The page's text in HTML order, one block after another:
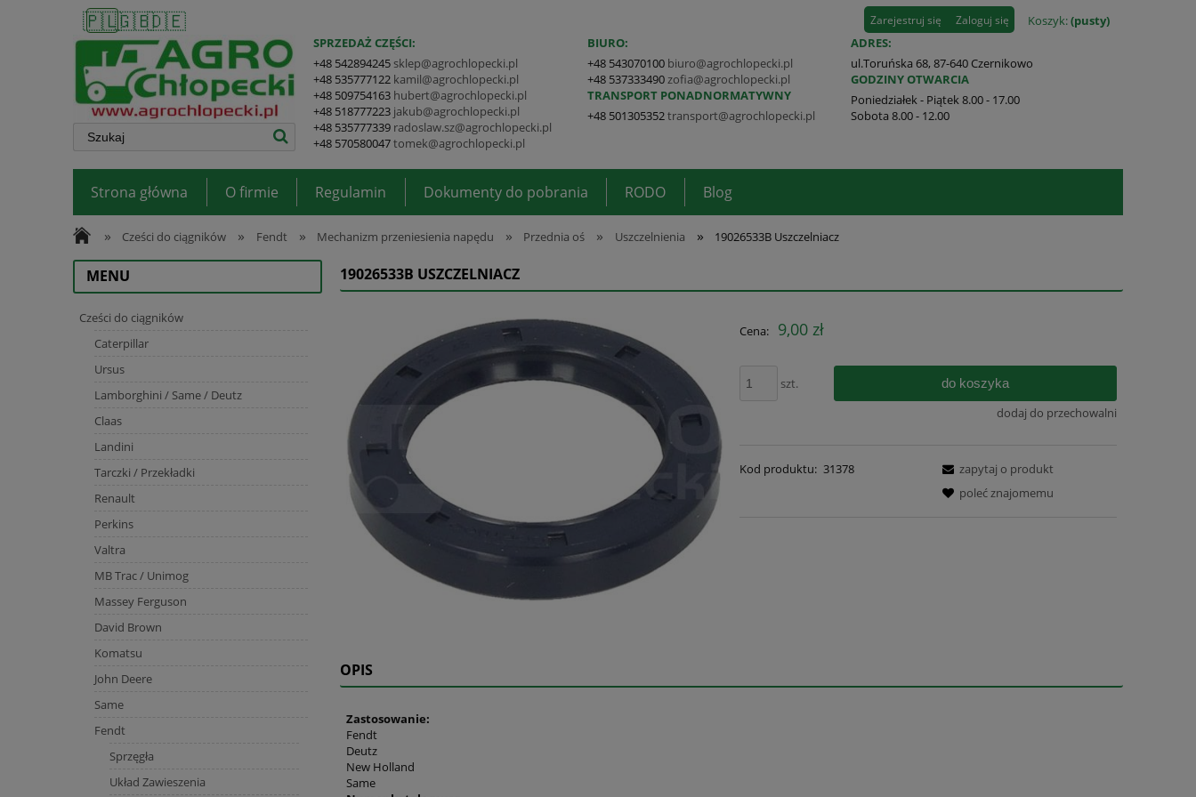
🇵🇱🇬🇧🇩🇪 Koszyk:(pusty)
Zarejestruj się Zaloguj się
SPRZEDAŻ CZĘŚCI:
+48 542894245 sklep@agrochlopecki.pl
+48 535777122 kamil@agrochlopecki.pl
+48 509754163 hubert@agrochlopecki.pl
+48 518777223 jakub@agrochlopecki.pl
+48 535777339 radoslaw.sz@agrochlopecki.pl
+48 570580047tomek@agrochlopecki.pl
BIURO:
+48 543070100 biuro@agrochlopecki.pl
+48 537333490 zofia@agrochlopecki.pl
TRANSPORT PONADNORMATYWNY
+48 501305352transport@agrochlopecki.pl
ADRES:
ul.Toruńska 68, 87-640 Czernikowo
GODZINY OTWARCIA
Poniedziałek - Piątek 8.00 - 17.00
Sobota 8.00 - 12.00
Strona główna O firmie Regulamin Dokumenty do pobrania RODO Blog
» Cześci do ciągników » Fendt » Mechanizm przeniesienia napędu » Przednia oś » Uszczelnienia » 19026533B Uszczelniacz
MENU
Cześci do ciągników
Caterpillar
Ursus
Lamborghini / Same / Deutz
Claas
Landini
Tarczki / Przekładki
Renault
Perkins
Valtra
MB Trac / Unimog
Massey Ferguson
David Brown
Komatsu
John Deere
Same
Fendt
Sprzęgła
Układ Zawieszenia
19026533B USZCZELNIACZ
Cena: 9,00 zł
szt. do koszyka
dodaj do przechowalni
Kod produktu: 31378
zapytaj o produkt
poleć znajomemu
OPIS
Zastosowanie:
Fendt
Deutz
New Holland
Same